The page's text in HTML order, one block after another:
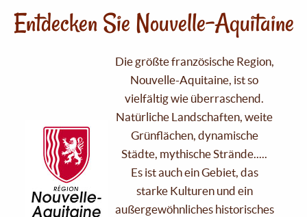
Entdecken Sie Nouvelle-Aquitaine
Die größte französische Region,
Nouvelle-Aquitaine, ist so
vielfältig wie überraschend.
Natürliche Landschaften, weite
Grünflächen, dynamische
Städte, mythische Strände.....
Es ist auch ein Gebiet, das
starke Kulturen und ein
außergewöhnliches historisches